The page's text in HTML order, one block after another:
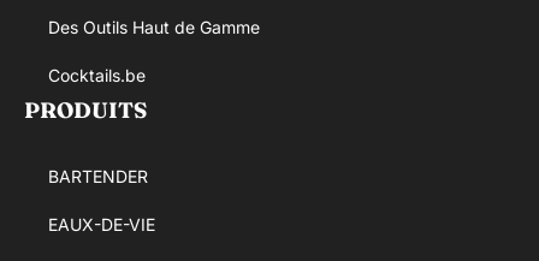
Des Outils Haut de Gamme
Cocktails.be
PRODUITS
BARTENDER
EAUX-DE-VIE